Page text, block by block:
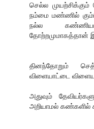
செல்ல
நம்மை மண்ணில்
நல்ல
தோற்றமுமாகத்தான்
தினந்தோறும்
விளையாட்டை
அதுவும்
அறியாமல் கண்களில்